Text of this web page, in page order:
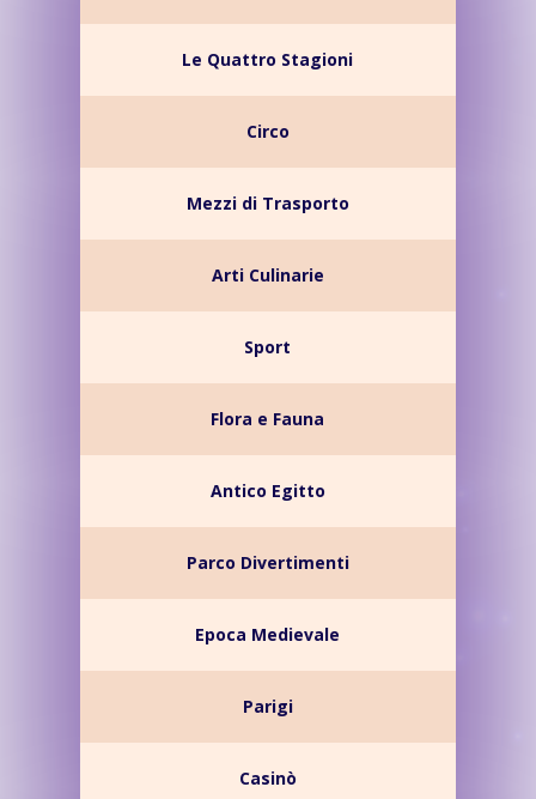
Le Quattro Stagioni
Circo
Mezzi di Trasporto
Arti Culinarie
Sport
Flora e Fauna
Antico Egitto
Parco Divertimenti
Epoca Medievale
Parigi
Casinò